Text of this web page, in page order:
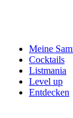
Meine
Cocktails
Listmania
Level up
Entdecken